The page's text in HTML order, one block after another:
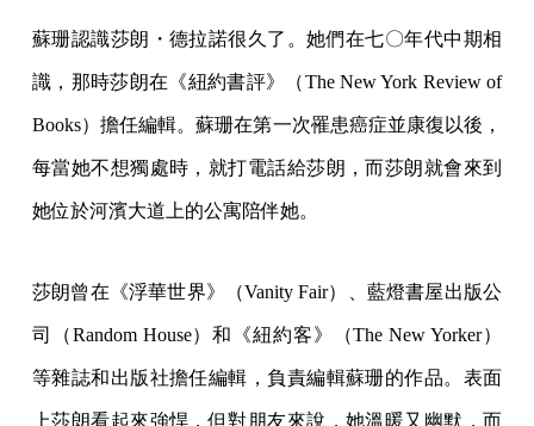
蘇珊認識莎朗・德拉諾很久了。她們在七〇年代中期相
識，那時莎朗在《紐約書評》（The New York Review of
Books）擔任編輯。蘇珊在第一次罹患癌症並康復以後，
每當她不想獨處時，就打電話給莎朗，而莎朗就會來到
她位於河濱大道上的公寓陪伴她。
莎朗曾在《浮華世界》（Vanity Fair）、藍燈書屋出版公
司（Random House）和《紐約客》（The New Yorker）
等雜誌和出版社擔任編輯，負責編輯蘇珊的作品。表面
上莎朗看起來強悍，但對朋友來說，她溫暖又幽默，而